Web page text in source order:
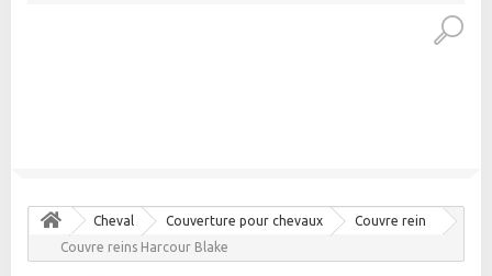
Cheval Couverture pour chevaux
Couvre rein
Couvre reins Harcour Blake